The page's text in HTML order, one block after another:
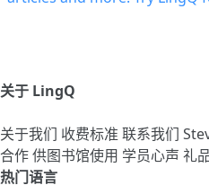
关于 LingQ
关于我们 收费标准 联系我们
合作供图书馆使用 学员心声 礼
热门语言